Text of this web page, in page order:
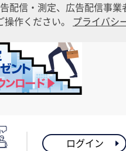
配信・測定、広告配信事
作ください。 プライバシ
ログイン